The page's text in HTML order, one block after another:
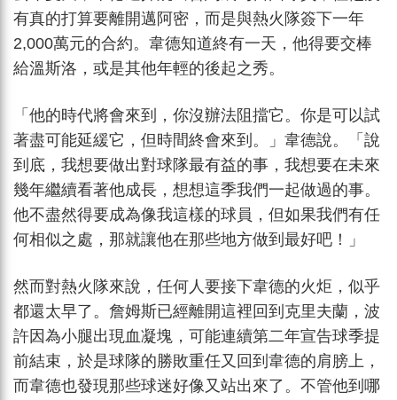
有真的打算要離開邁阿密，而是與熱火隊簽下一年
2,000萬元的合約。韋德知道終有一天，他得要交棒
給溫斯洛，或是其他年輕的後起之秀。
「他的時代將會來到，你沒辦法阻擋它。你是可以試
著盡可能延緩它，但時間終會來到。」韋德說。「說
到底，我想要做出對球隊最有益的事，我想要在未來
幾年繼續看著他成長，想想這季我們一起做過的事。
他不盡然得要成為像我這樣的球員，但如果我們有任
何相似之處，那就讓他在那些地方做到最好吧！」
然而對熱火隊來說，任何人要接下韋德的火炬，似乎
都還太早了。詹姆斯已經離開這裡回到克里夫蘭，波
許因為小腿出現血凝塊，可能連續第二年宣告球季提
前結束，於是球隊的勝敗重任又回到韋德的肩膀上，
而韋德也發現那些球迷好像又站出來了。不管他到哪